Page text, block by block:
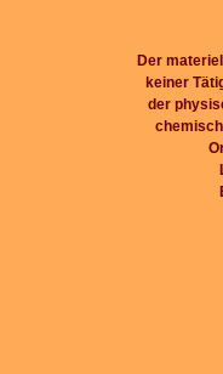
Der
keiner
der